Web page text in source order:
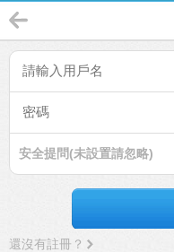
安全提問(未設置請忽略)
還沒有註冊？